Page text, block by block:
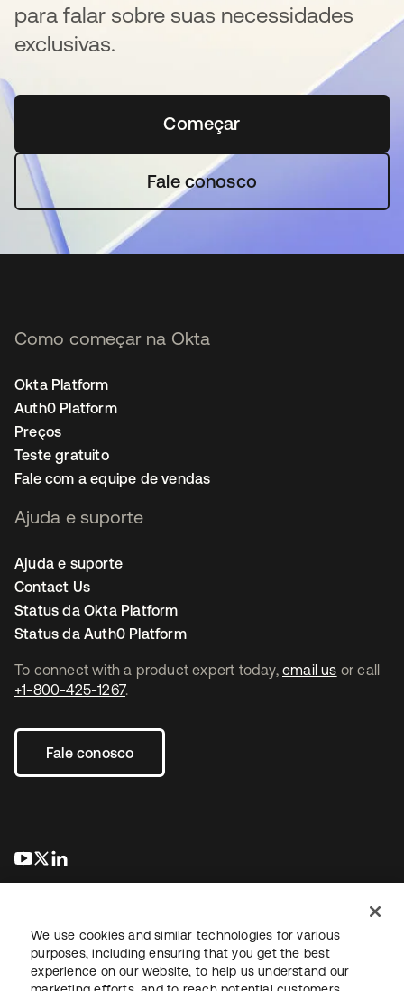
para falar sobre suas necessidades
exclusivas.
Começarabre em uma nova guia
Fale conosco
To connect with a product expert today, email us or call
+1-800-425-1267.
Fale conosco
abre em uma nova guia
abre em uma nova guia
Como começar na Okta
Okta Platform
Auth0 Platform
Preços
Teste gratuito
Fale com a equipe de vendas
Ajuda e suporte
Ajuda e suporte
Contact Us
Status da Okta Platform
Status da Auth0 Platform
We use cookies and similar technologies for various
purposes, including ensuring that you get the best
experience on our website, to help us understand our